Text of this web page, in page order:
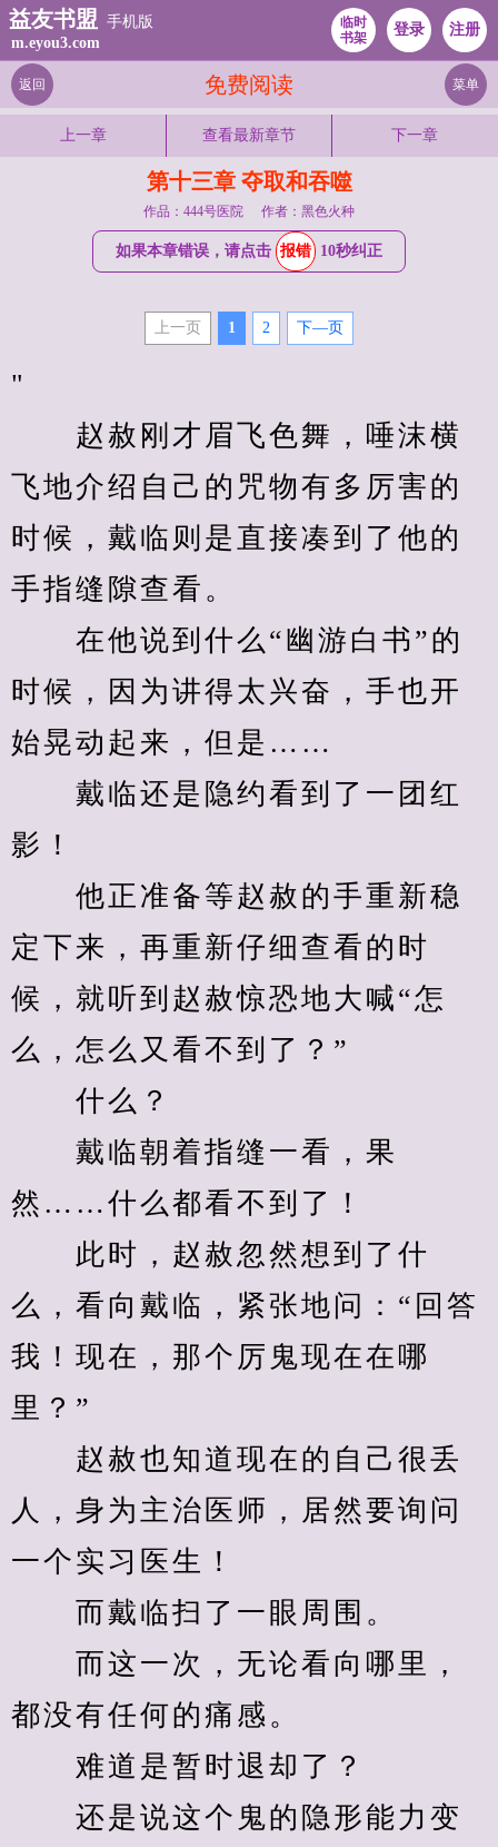
益友书盟 手机版
m.eyou3.com
临时
书架
登录 注册
免费阅读
返回 菜单
上一章 查看最新章节 下一章
第十三章 夺取和吞噬
作品：444号医院 作者：黑色火种
如果本章错误，请点击 报错 10秒纠正
上一页 1 2 下—页
赵赦刚才眉飞色舞，唾沫横
飞地介绍自己的咒物有多厉害的
时候，戴临则是直接凑到了他的
手指缝隙查看。
在他说到什么“幽游白书”的
时候，因为讲得太兴奋，手也开
始晃动起来，但是……
戴临还是隐约看到了一团红
影！
他正准备等赵赦的手重新稳
定下来，再重新仔细查看的时
候，就听到赵赦惊恐地大喊“怎
么，怎么又看不到了？”
什么？
戴临朝着指缝一看，果
然……什么都看不到了！
此时，赵赦忽然想到了什
么，看向戴临，紧张地问：“回答
我！现在，那个厉鬼现在在哪
里？”
赵赦也知道现在的自己很丢
人，身为主治医师，居然要询问
一个实习医生！
而戴临扫了一眼周围。
而这一次，无论看向哪里，
都没有任何的痛感。
难道是暂时退却了？
还是说这个鬼的隐形能力变